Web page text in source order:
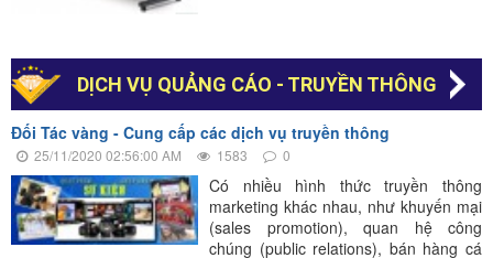
DỊCH VỤ QUẢNG CÁO - TRUYỀN THÔNG
Đối Tác vàng - Cung cấp các dịch vụ truyền thông
25/11/2020 02:56:00 AM 1583 0
Có nhiều hình thức truyền thông
marketing khác nhau, như khuyến mại
(sales promotion), quan hệ công
chúng (public relations), bán hàng cá